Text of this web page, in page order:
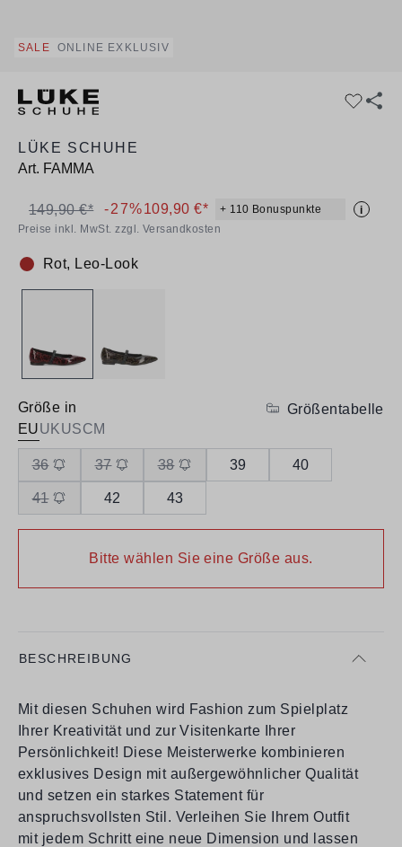
SALE ONLINE EXKLUSIV
LÜKE SCHUHE
Art. FAMMA
109,90 €* + 110 Bonuspunkte i
149,90 €* -27%
Preise inkl. MwSt. zzgl. Versandkosten
Farbe:
Rot, Leo-Look
Größe in
EUUKUSCM
Größentabelle
36 37 38 39 40
41 42 43
Bitte wählen Sie eine Größe aus.
BESCHREIBUNG
Mit diesen Schuhen wird Fashion zum Spielplatz
Ihrer Kreativität und zur Visitenkarte Ihrer
Persönlichkeit! Diese Meisterwerke kombinieren
exklusives Design mit außergewöhnlicher Qualität
und setzen ein starkes Statement für
anspruchsvollsten Stil. Verleihen Sie Ihrem Outfit
mit jedem Schritt eine neue Dimension und lassen